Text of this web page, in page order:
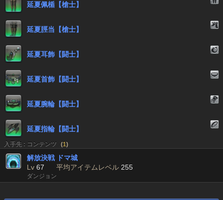
延夏佩楯【槍士】
延夏脛当【槍士】
延夏耳飾【闘士】
延夏首飾【闘士】
延夏腕輪【闘士】
延夏指輪【闘士】
入手先 : コンテンツ (1)
解放決戦 ドマ城
Lv 67 平均アイテムレベル 255
ダンジョン